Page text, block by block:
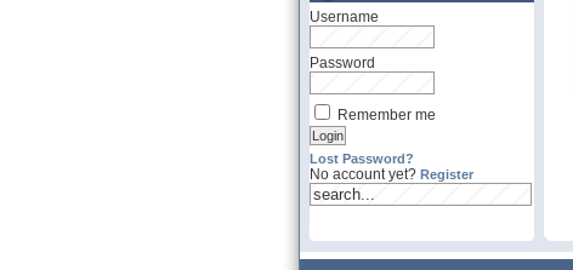
Username
Password
Remember me
Lost Password?
No account yet? Register